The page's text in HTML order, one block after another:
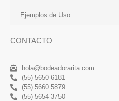
Ejemplos de Uso
CONTACTO
hola@bodeadorarita.com
(55) 5650 6181
(55) 5660 5879
(55) 5654 3750